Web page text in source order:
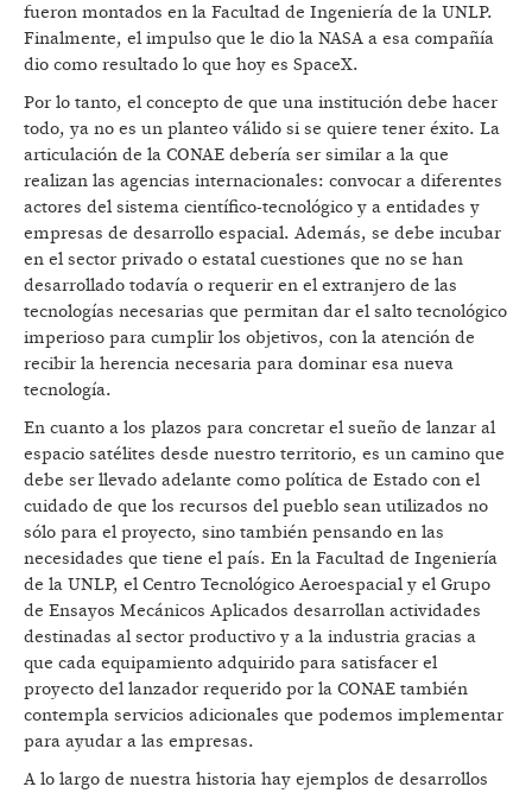
fueron montados en la Facultad de Ingeniería de la UNLP.
Finalmente, el impulso que le dio la NASA a esa compañía
dio como resultado lo que hoy es SpaceX.
Por lo tanto, el concepto de que una institución debe hacer
todo, ya no es un planteo válido si se quiere tener éxito. La
articulación de la CONAE debería ser similar a la que
realizan las agencias internacionales: convocar a diferentes
actores del sistema científico-tecnológico y a entidades y
empresas de desarrollo espacial. Además, se debe incubar
en el sector privado o estatal cuestiones que no se han
desarrollado todavía o requerir en el extranjero de las
tecnologías necesarias que permitan dar el salto tecnológico
imperioso para cumplir los objetivos, con la atención de
recibir la herencia necesaria para dominar esa nueva
tecnología.
En cuanto a los plazos para concretar el sueño de lanzar al
espacio satélites desde nuestro territorio, es un camino que
debe ser llevado adelante como política de Estado con el
cuidado de que los recursos del pueblo sean utilizados no
sólo para el proyecto, sino también pensando en las
necesidades que tiene el país. En la Facultad de Ingeniería
de la UNLP, el Centro Tecnológico Aeroespacial y el Grupo
de Ensayos Mecánicos Aplicados desarrollan actividades
destinadas al sector productivo y a la industria gracias a
que cada equipamiento adquirido para satisfacer el
proyecto del lanzador requerido por la CONAE también
contempla servicios adicionales que podemos implementar
para ayudar a las empresas.
A lo largo de nuestra historia hay ejemplos de desarrollos